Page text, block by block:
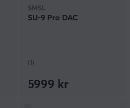
SMSL
SU-9 Pro DAC
(1)
5999 kr